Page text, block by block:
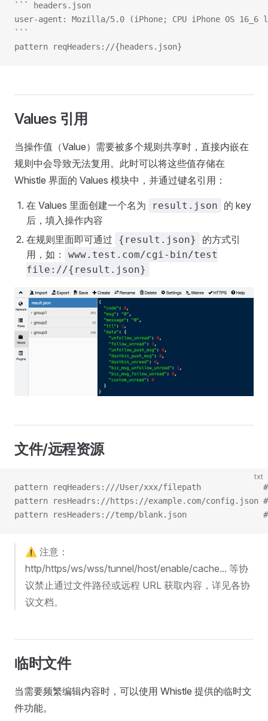
``` headers.json
user-agent: Mozilla/5.0 (iPhone; CPU iPhone OS 16_6
```
pattern reqHeaders://{headers.json}
Values 引用
当操作值（Value）需要被多个规则共享时，直接内嵌在
规则中会导致无法复用。此时可以将这些值存储在
Whistle 界面的 Values 模块中，并通过键名引用：
在 Values 里面创建一个名为 result.json
的 key
后，填入操作内容
在规则里面即可通过
{result.json}
的方式引
用，如：
www.test.com/cgi-bin/test
file://{result.json}
文件/远程资源
txt
pattern reqHeaders:///User/xxx/filepath             # 从
pattern resHeadrs://https://example.com/config.json #
pattern resHeaders://temp/blank.json                # 通
⚠️ 注意：
http/https/ws/wss/tunnel/host/enable/cache... 等协
议禁止通过文件路径或远程 URL 获取内容，详见各协
议文档。
临时文件
当需要频繁编辑内容时，可以使用 Whistle 提供的临时文
件功能。